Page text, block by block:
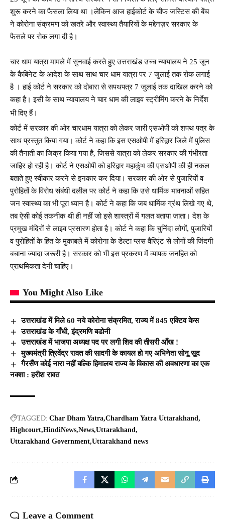
शुरू करने का फैसला लिया था ।लेकिन आज हाईकोर्ट के चीफ जस्टिस की बेंच
ने कोरोना संक्रमण को खतरे और स्वास्थ्य तैयारियों के मद्देनज़र सरकार के
फैसले पर रोक लगा दी है।
चार धाम यात्रा मामले में सुनवाई करते हुए उत्तराखंड उच्च न्यायालय ने 25 जून
के कैबिनेट के आदेश के साथ साथ चार धाम यात्रा पर 7 जुलाई तक रोक लगाई
है । हाई कोर्ट ने सरकार को दोबारा से सपथपत्र 7 जुलाई तक दाखिल करने को
कहा है। इसी के साथ न्यायालय ने चार धाम की लाइव स्ट्रीमिंग करने के निर्देश
भी दिए हैं।
कोर्ट में सरकार की ओर चारधाम यात्रा को लेकर जारी एसओपी को शपथ पत्र के
साथ प्रस्तुत किया गया। कोर्ट ने कहा कि इस एसओपी में हरिद्वार जिले में पुलिस
की तैनाती का जिक्र किया गया है, जिससे यात्रा को लेकर सरकार की गंभीरता
जाहिर हो रही है। कोर्ट ने एसओपी को हरिद्वार महाकुंभ की एसओपी की ही नकल
बताते हुए स्वीकार करने से इनकार कर दिया। सरकार की ओर से पुजारियों व
पुरोहितों के विरोध संबंधी दलील पर कोर्ट ने कहा कि उसे धार्मिक भावनाओं सहित
जन स्वास्थ्य का भी पूरा ध्यान है। कोर्ट ने कहा कि जब धार्मिक ग्रंथ लिखे गए थे,
तब ऐसी कोई तकनीक थी ही नहीं जो इसे शास्त्रों में गलत बताया जाता। देश के
प्रमुख मंदिरों से लाइव प्रसारण होता है। कोर्ट ने कहा कि चुनिंदा लोगों, पुजारियों
व पुरोहितों के हित के मुकाबले में कोरोना के डेल्टा प्लस वैरिएंट से लोगों की जिंदगी
बचाना ज्यादा जरूरी है। सरकार को भी इस प्रकरण में व्यापक जनहित को
प्राथमिकता देनी चाहिए।
You Might Also Like
उत्तराखंड में मिले 60 नये कोरोना संक्रमित, राज्य में 845 एक्टिव केस
उत्तराखंड के गाँधी, इंद्रमणि बडोनी
उत्तराखंड में भाजपा अध्यक्ष पद पर लगी शिव की तीसरी आँख !
मुख्यमंत्री त्रिवेंद्र रावत की सादगी के कायल हो गए अभिनेता सोनू सूद
गैरसैंण कोई नारा नहीं बल्कि हिमालय राज्य के विकास की अवधारणा का एक
नक्शा : हरीश रावत
TAGGED: Char Dham Yatra Chardham Yatra Uttarakhand
Highcourt HindiNews News Uttarakhand
Uttarakhand Government Uttarakhand news
Leave a Comment